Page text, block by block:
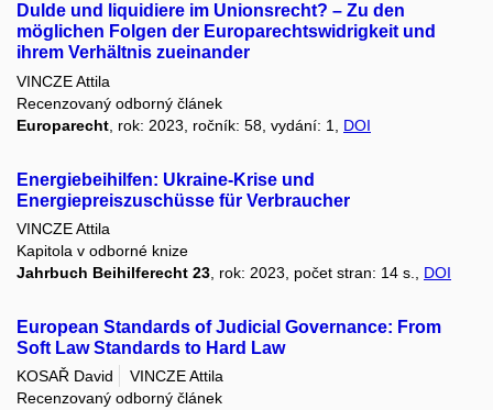
Dulde und liquidiere im Unionsrecht? – Zu den
möglichen Folgen der Europarechtswidrigkeit und
ihrem Verhältnis zueinander
VINCZE Attila
Recenzovaný odborný článek
Europarecht , rok: 2023, ročník: 58, vydání: 1, DOI
Energiebeihilfen: Ukraine-Krise und
Energiepreiszuschüsse für Verbraucher
VINCZE Attila
Kapitola v odborné knize
Jahrbuch Beihilferecht 23 , rok: 2023, počet stran: 14 s., DOI
European Standards of Judicial Governance: From
Soft Law Standards to Hard Law
KOSAŘ David
VINCZE Attila
Recenzovaný odborný článek